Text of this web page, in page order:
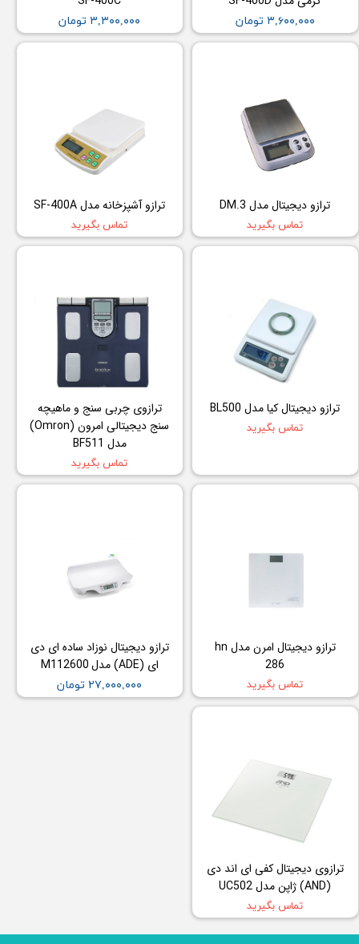
۳,۶۰۰,۰۰۰ تومان ۳,۳۰۰,۰۰۰ تومان
ترازو دیجیتال مدل DM.3
تماس بگیرید
ترازو آشپزخانه مدل SF-400A
تماس بگیرید
ترازو دیجیتال کیا مدل BL500
تماس بگیرید
ترازوی چربی سنج و ماهیچه
سنج دیجیتالی امرون (Omron)
مدل BF511
تماس بگیرید
ترازو دیجیتال امرن مدل hn
286
تماس بگیرید
ترازو دیجیتال نوزاد ساده ای دی
ای (ADE) مدل M112600
۲۷,۰۰۰,۰۰۰ تومان
ترازوی دیجیتال کفی ای اند دی
(AND) ژاپن مدل UC502
تماس بگیرید